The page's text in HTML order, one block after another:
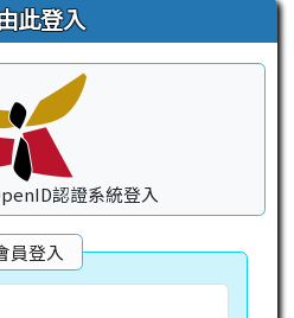
此登入
認證系統登入
員登入